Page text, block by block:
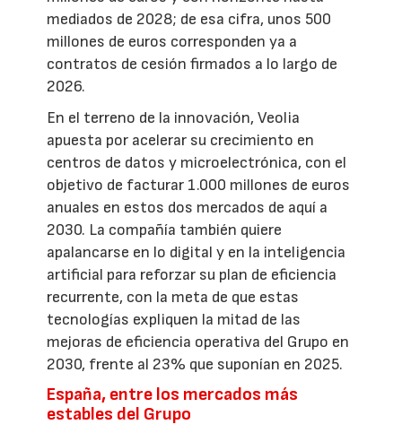
mediados de 2028; de esa cifra, unos 500
millones de euros corresponden ya a
contratos de cesión firmados a lo largo de
2026.
En el terreno de la innovación, Veolia
apuesta por acelerar su crecimiento en
centros de datos y microelectrónica, con el
objetivo de facturar 1.000 millones de euros
anuales en estos dos mercados de aquí a
2030. La compañía también quiere
apalancarse en lo digital y en la inteligencia
artificial para reforzar su plan de eficiencia
recurrente, con la meta de que estas
tecnologías expliquen la mitad de las
mejoras de eficiencia operativa del Grupo en
2030, frente al 23% que suponían en 2025.
España, entre los mercados más
estables del Grupo